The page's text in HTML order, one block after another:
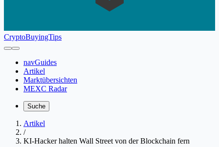
CryptoBuyingTips
navGuides
Artikel
Marktübersichten
MEXC Radar
Suche
Artikel
/
KI-Hacker halten Wall Street von der Blockchain fern